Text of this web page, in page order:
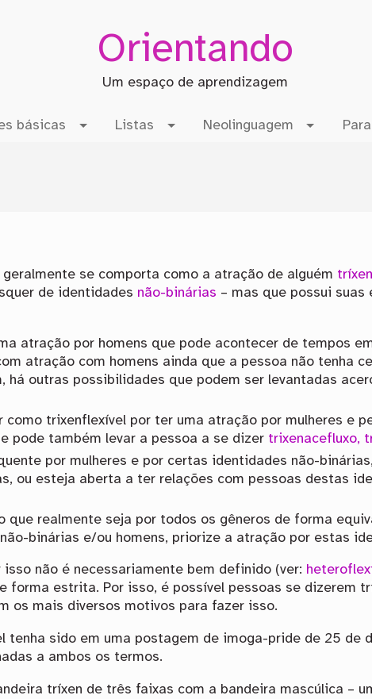
Orientando
Um espaço de aprendizagem
básicas Listas Neolinguagem
se comporta como a atração de alguém tríxen
de identidades não-binárias – mas que possui suas
atração por homens que pode acontecer de tempos
atração com homens ainda que a pessoa não tenha
há outras possibilidades que podem ser levantadas
trixenflexível por ter uma atração por mulheres e
pode também levar a pessoa a se dizer trixenacefluxo,
por mulheres e por certas identidades não-
ou esteja aberta a ter relações com pessoas destas
que realmente seja por todos os gêneros de forma
binárias e/ou homens, priorize a atração por estas
não é necessariamente bem definido (ver:
forma estrita. Por isso, é possível pessoas se dizerem
os mais diversos motivos para fazer isso.
tenha sido em uma postagem de imoga-pride de 25 de
a ambos os termos.
tríxen de três faixas com a bandeira mascúlica –